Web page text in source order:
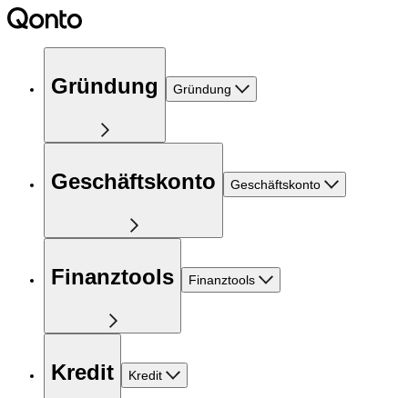
Gründung Gründung
Geschäftskonto Geschäftskonto
Finanztools Finanztools
Kredit Kredit